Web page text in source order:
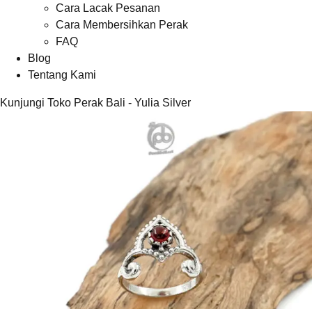
Cara Lacak Pesanan
Cara Membersihkan Perak
FAQ
Blog
Tentang Kami
Kunjungi Toko Perak Bali - Yulia Silver